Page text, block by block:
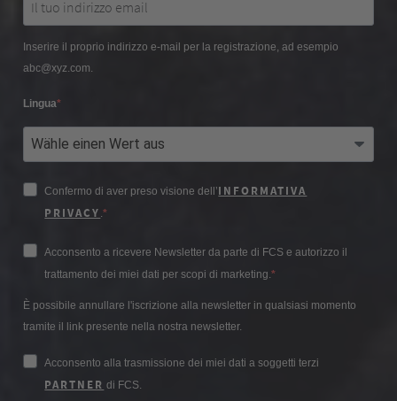
Inserire il proprio indirizzo e-mail per la registrazione, ad esempio
abc@xyz.com.
Lingua
Confermo di aver preso visione dell’INFORMATIVA
PRIVACY .
Acconsento a ricevere Newsletter da parte di FCS e autorizzo il
trattamento dei miei dati per scopi di marketing.
È possibile annullare l'iscrizione alla newsletter in qualsiasi momento
tramite il link presente nella nostra newsletter.
Acconsento alla trasmissione dei miei dati a soggetti terzi
PARTNER di FCS.